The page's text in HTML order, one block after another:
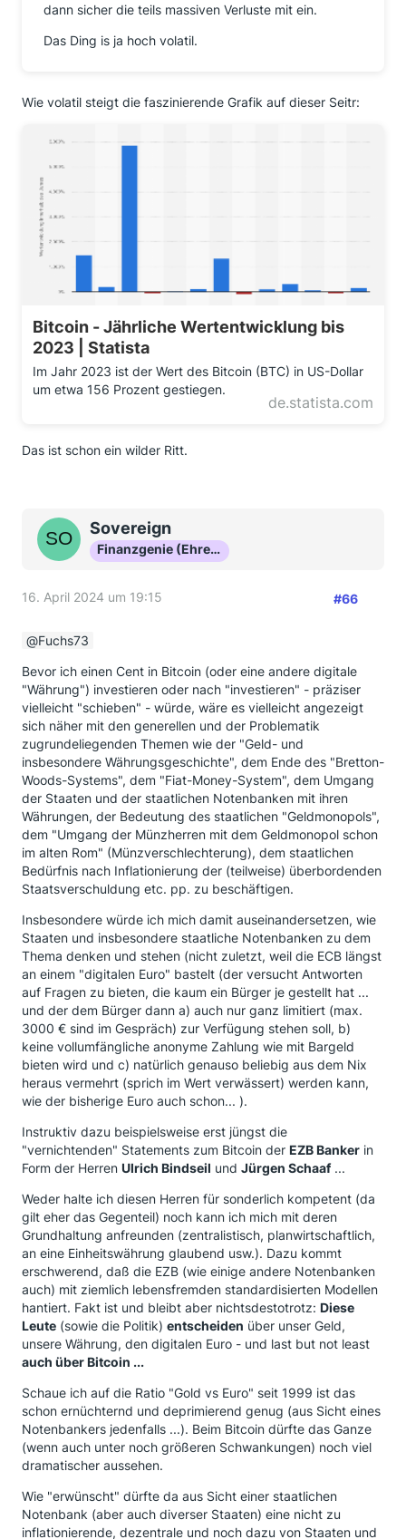
dann sicher die teils massiven Verluste mit ein.
Das Ding is ja hoch volatil.
Wie volatil steigt die faszinierende Grafik auf dieser Seitr:
Bitcoin - Jährliche Wertentwicklung bis
2023 | Statista
Im Jahr 2023 ist der Wert des Bitcoin (BTC) in US-Dollar
um etwa 156 Prozent gestiegen.
de.statista.com
Das ist schon ein wilder Ritt.
Sovereign
Finanzgenie (Ehrenmitglied)
16. April 2024 um 19:15 #66
Fuchs73
Bevor ich einen Cent in Bitcoin (oder eine andere digitale
"Währung") investieren oder nach "investieren" - präziser
vielleicht "schieben" - würde, wäre es vielleicht angezeigt
sich näher mit den generellen und der Problematik
zugrundeliegenden Themen wie der "Geld- und
insbesondere Währungsgeschichte", dem Ende des "Bretton-
Woods-Systems", dem "Fiat-Money-System", dem Umgang
der Staaten und der staatlichen Notenbanken mit ihren
Währungen, der Bedeutung des staatlichen "Geldmonopols",
dem "Umgang der Münzherren mit dem Geldmonopol schon
im alten Rom" (Münzverschlechterung), dem staatlichen
Bedürfnis nach Inflationierung der (teilweise) überbordenden
Staatsverschuldung etc. pp. zu beschäftigen.
Insbesondere würde ich mich damit auseinandersetzen, wie
Staaten und insbesondere staatliche Notenbanken zu dem
Thema denken und stehen (nicht zuletzt, weil die ECB längst
an einem "digitalen Euro" bastelt (der versucht Antworten
auf Fragen zu bieten, die kaum ein Bürger je gestellt hat ...
und der dem Bürger dann a) auch nur ganz limitiert (max.
3000 € sind im Gespräch) zur Verfügung stehen soll, b)
keine vollumfängliche anonyme Zahlung wie mit Bargeld
bieten wird und c) natürlich genauso beliebig aus dem Nix
heraus vermehrt (sprich im Wert verwässert) werden kann,
wie der bisherige Euro auch schon... ).
Instruktiv dazu beispielsweise erst jüngst die
"vernichtenden" Statements zum Bitcoin der EZB Banker in
Form der Herren Ulrich Bindseil und Jürgen Schaaf...
Weder halte ich diesen Herren für sonderlich kompetent (da
gilt eher das Gegenteil) noch kann ich mich mit deren
Grundhaltung anfreunden (zentralistisch, planwirtschaftlich,
an eine Einheitswährung glaubend usw.). Dazu kommt
erschwerend, daß die EZB (wie einige andere Notenbanken
auch) mit ziemlich lebensfremden standardisierten Modellen
hantiert. Fakt ist und bleibt aber nichtsdestotrotz: Diese
Leute (sowie die Politik) entscheiden über unser Geld,
unsere Währung, den digitalen Euro - und last but not least
auch über Bitcoin ...
Schaue ich auf die Ratio "Gold vs Euro" seit 1999 ist das
schon ernüchternd und deprimierend genug (aus Sicht eines
Notenbankers jedenfalls ...). Beim Bitcoin dürfte das Ganze
(wenn auch unter noch größeren Schwankungen) noch viel
dramatischer aussehen.
Wie "erwünscht" dürfte da aus Sicht einer staatlichen
Notenbank (aber auch diverser Staaten) eine nicht zu
inflationierende, dezentrale und noch dazu von Staaten und